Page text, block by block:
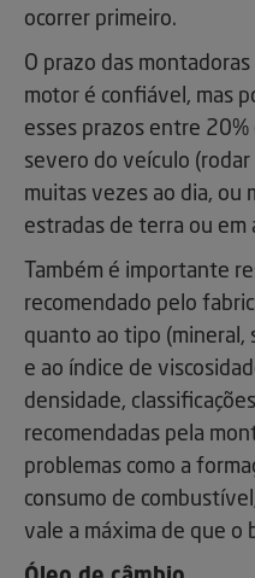
ocorrer primeiro.
O prazo das
motor é confiável, mas
esses prazos entre
severo do veículo
muitas vezes ao dia, ou
estradas de terra ou em
Também é importante
recomendado pelo
quanto ao tipo
e ao índice de
densidade,
recomendadas pela
problemas como a
consumo de
vale a máxima de que o